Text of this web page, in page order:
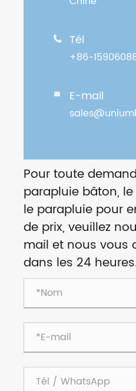
 Tél
+86-
 E-mail
Pour toute
parapluie bâton,
le parapluie pour
de prix, veuillez
mail et nous vous
dans les 24